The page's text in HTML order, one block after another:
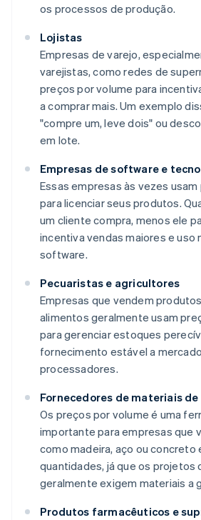
os processos de produção.
Lojistas
Empresas de varejo,
varejistas, como redes de
preços por volume para
a comprar mais. Um exemplo
"compre um, leve dois" ou
em lote.
Empresas de software e
Essas empresas às vezes
para licenciar seus produtos.
um cliente compra, menos ele
incentiva vendas maiores e uso
software.
Pecuaristas e agricultores
Empresas que vendem
alimentos geralmente usam
para gerenciar estoques
fornecimento estável a
processadores.
Fornecedores de materiais
Os preços por volume é uma
importante para empresas que
como madeira, aço ou concreto
quantidades, já que os projetos
geralmente exigem materiais a
Produtos farmacêuticos e